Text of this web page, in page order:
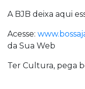
A BJB deixa aqui
Acesse:
da Sua Web
Ter Cultura, pega